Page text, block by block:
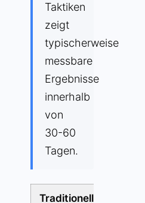
Taktiken
zeigt
typischerweise
messbare
Ergebnisse
innerhalb
von
30-60
Tagen.
Traditioneller